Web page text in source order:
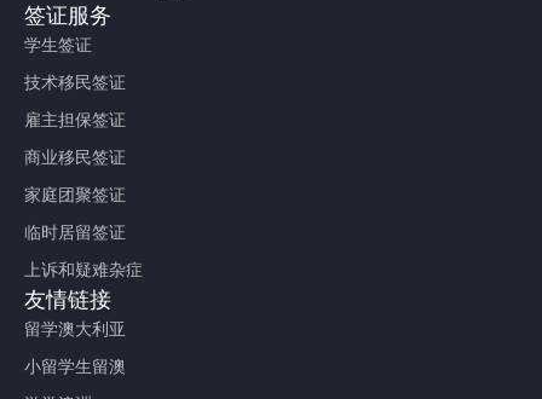
签证服务
学生签证
技术移民签证
雇主担保签证
商业移民签证
家庭团聚签证
临时居留签证
上诉和疑难杂症
友情链接
留学澳大利亚
小留学生留澳